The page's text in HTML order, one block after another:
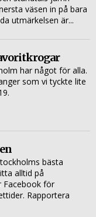
väsen in på bara
utmärkelsen är...
har något för alla.
som vi tyckte lite
bästa
alltid på
Facebook för
Rapportera